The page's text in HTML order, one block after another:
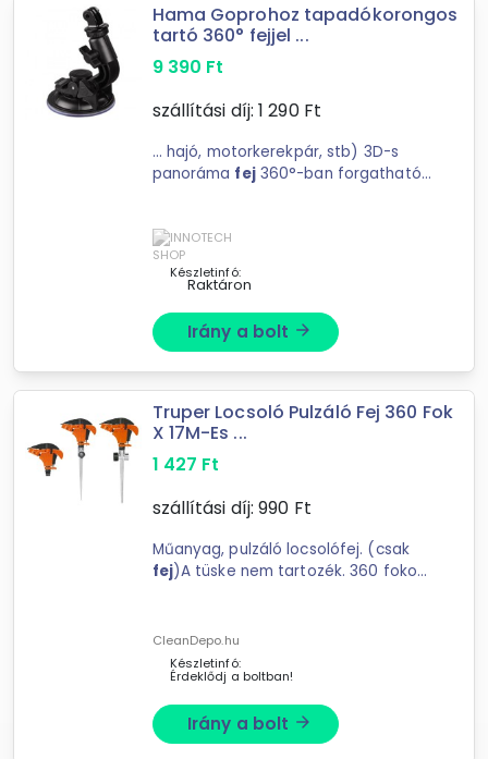
Hama Goprohoz tapadókorongos
tartó 360° fejjel ...
9 390 Ft
szállítási díj: 1 290Ft
... hajó, motorkerekpár, stb) 3D-s
panoráma fej360°-ban forgatható,
panoráma
Készletinfó:
Raktáron
Irány a bolt arrow_forward
Truper Locsoló Pulzáló Fej 360 Fok
X 17M-Es ...
1 427 Ft
szállítási díj: 990 Ft
Műanyag, pulzáló locsolófej. (csak
fej)A tüske nem tartozék. 360 fokos
CleanDepo.hu
Készletinfó:
Érdeklődj a boltban!
Irány a bolt arrow_forward